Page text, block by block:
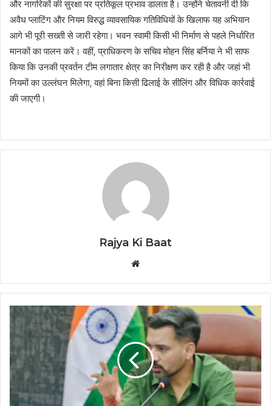
और नागरिकों की सुरक्षा पर प्रतिकूल प्रभाव डालता है। उन्होंने चेतावनी दी कि
अवैध प्लाटिंग और नियम विरुद्ध व्यावसायिक गतिविधियों के खिलाफ यह अभियान
आगे भी पूरी सख्ती से जारी रहेगा। भवन स्वामी किसी भी निर्माण से पहले निर्धारित
मानकों का पालन करें। वहीं, प्राधिकरण के सचिव मोहन सिंह बर्निया ने भी साफ
किया कि उनकी प्रवर्तन टीम लगातार क्षेत्र का निरीक्षण कर रही है और जहां भी
नियमों का उल्लंघन मिलेगा, वहां बिना किसी ढिलाई के सीलिंग और विधिक कार्रवाई
की जाएगी।
Rajya Ki Baat